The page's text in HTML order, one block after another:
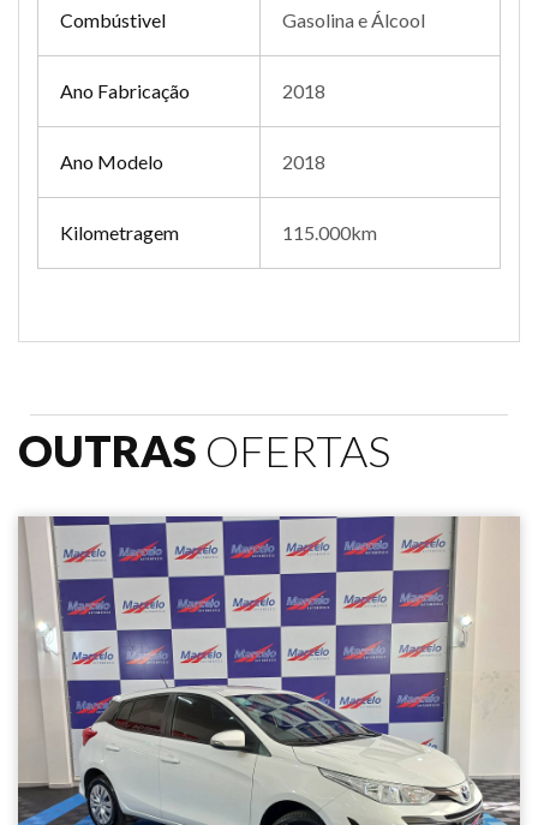
Combústivel Gasolina e Álcool
Ano Fabricação 2018
Ano Modelo 2018
Kilometragem 115.000km
OUTRAS OFERTAS